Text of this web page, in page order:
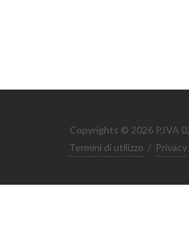
Copyrights © 2026 P.IVA
Termini di utilizzo / Privacy